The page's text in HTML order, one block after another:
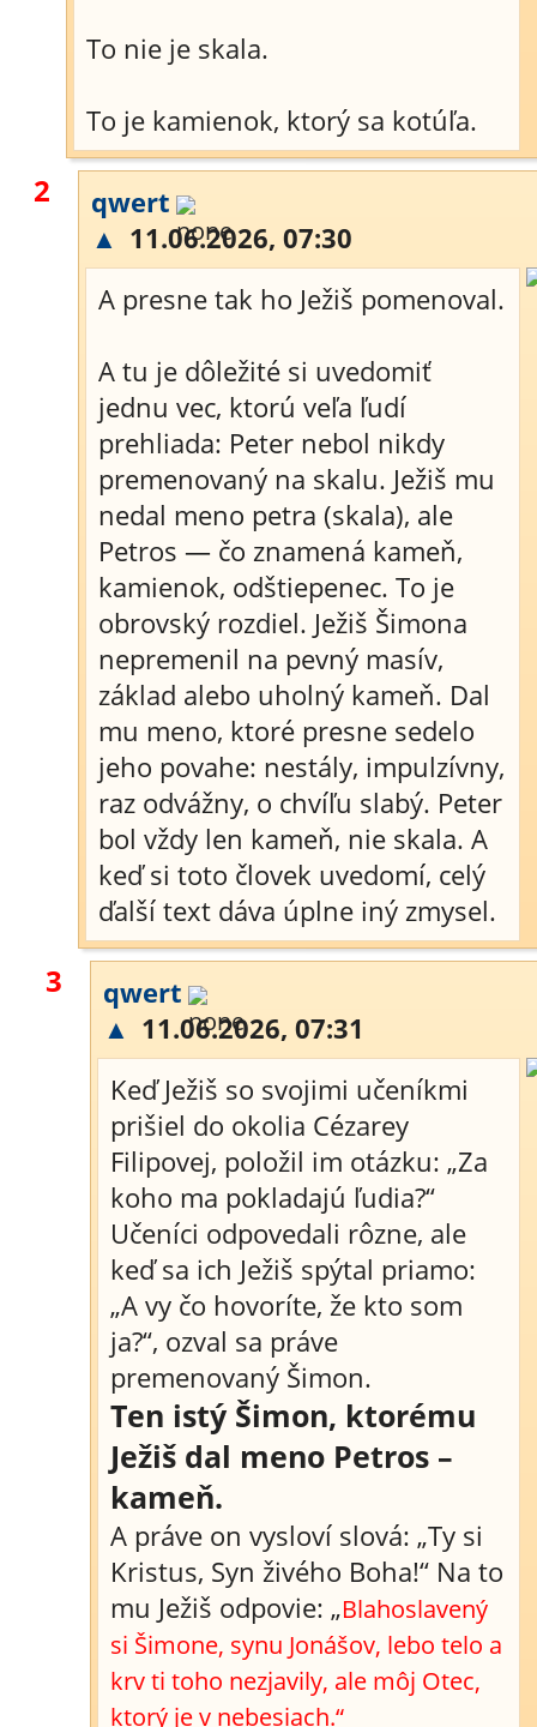
To nie je skala.
To je kamienok, ktorý sa kotúľa.
2
qwert
▲ 11.06.2026, 07:30
A presne tak ho Ježiš pomenoval.
A tu je dôležité si uvedomiť
jednu vec, ktorú veľa ľudí
prehliada: Peter nebol nikdy
premenovaný na skalu. Ježiš mu
nedal meno petra (skala), ale
Petros — čo znamená kameň,
kamienok, odštiepenec. To je
obrovský rozdiel. Ježiš Šimona
nepremenil na pevný masív,
základ alebo uholný kameň. Dal
mu meno, ktoré presne sedelo
jeho povahe: nestály, impulzívny,
raz odvážny, o chvíľu slabý. Peter
bol vždy len kameň, nie skala. A
keď si toto človek uvedomí, celý
ďalší text dáva úplne iný zmysel.
3
qwert
▲ 11.06.2026, 07:31
Keď Ježiš so svojimi učeníkmi
prišiel do okolia Cézarey
Filipovej, položil im otázku: „Za
koho ma pokladajú ľudia?“
Učeníci odpovedali rôzne, ale
keď sa ich Ježiš spýtal priamo:
„A vy čo hovoríte, že kto som
ja?“, ozval sa práve
premenovaný Šimon.
Ten istý Šimon, ktorému
Ježiš dal meno Petros –
kameň.
A práve on vysloví slová: „Ty si
Kristus, Syn živého Boha!“ Na to
mu Ježiš odpovie: „Blahoslavený
si Šimone, synu Jonášov, lebo telo a
krv ti toho nezjavily, ale môj Otec,
ktorý je v nebesiach.“